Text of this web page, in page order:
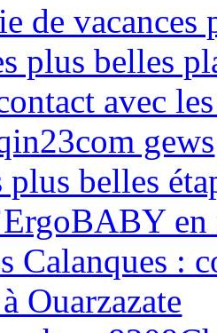
de vacances
plus belles
avec
gews
plus belles
en
Calanques :
Ouarzazate